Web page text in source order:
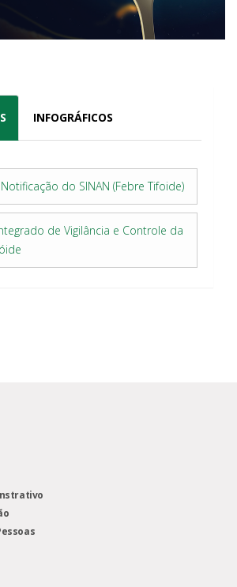
INFOGRÁFICOS
do SINAN (Febre Tifoide)
de Vigilância e Controle da